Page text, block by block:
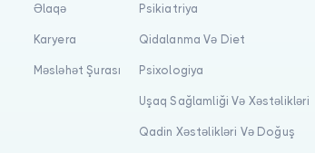
Əlaqə
Karyera
Məsləhət Şurası
Psikiatriya
Qidalanma Və Diet
Psixologiya
Uşaq Sağlamliği Və Xəstəlikləri
Qadin Xəstəlikləri Və Doğuş